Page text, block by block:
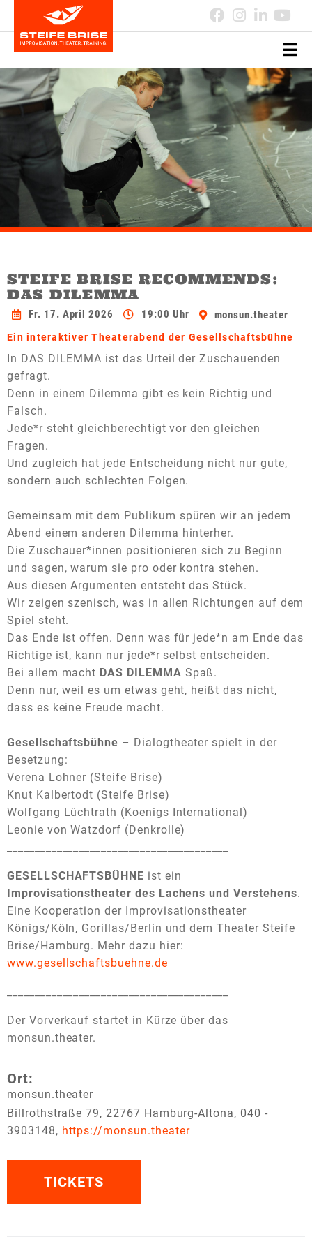
STEIFE BRISE RECOMMENDS:
DAS DILEMMA
Fr. 17. April 2026 19:00 Uhr monsun.theater
Ein interaktiver Theaterabend der Gesellschaftsbühne
In DAS DILEMMA ist das Urteil der Zuschauenden
gefragt.
Denn in einem Dilemma gibt es kein Richtig und
Falsch.
Jede*r steht gleichberechtigt vor den gleichen
Fragen.
Und zugleich hat jede Entscheidung nicht nur gute,
sondern auch schlechten Folgen.
Gemeinsam mit dem Publikum spüren wir an jedem
Abend einem anderen Dilemma hinterher.
Die Zuschauer*innen positionieren sich zu Beginn
und sagen, warum sie pro oder kontra stehen.
Aus diesen Argumenten entsteht das Stück.
Wir zeigen szenisch, was in allen Richtungen auf dem
Spiel steht.
Das Ende ist offen. Denn was für jede*n am Ende das
Richtige ist, kann nur jede*r selbst entscheiden.
Bei allem macht DAS DILEMMA Spaß.
Denn nur, weil es um etwas geht, heißt das nicht,
dass es keine Freude macht.
Gesellschaftsbühne – Dialogtheater spielt in der
Besetzung:
Verena Lohner (Steife Brise)
Knut Kalbertodt (Steife Brise)
Wolfgang Lüchtrath (Koenigs International)
Leonie von Watzdorf (Denkrolle)
GESELLSCHAFTSBÜHNE ist ein
Improvisationstheater des Lachens und Verstehens.
Eine Kooperation der Improvisationstheater
Königs/Köln, Gorillas/Berlin und dem Theater Steife
Brise/Hamburg. Mehr dazu hier:
www.gesellschaftsbuehne.de
Der Vorverkauf startet in Kürze über das
monsun.theater.
Ort:
monsun.theater
Billrothstraße 79, 22767 Hamburg-Altona, 040 -
3903148, https://monsun.theater
TICKETS